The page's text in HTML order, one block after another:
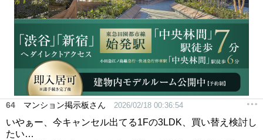
64 マンション掲示板さん 2026/02/18 00:36:54
いやぁー、今キャンセル出てる1Fの3LDK、買い替え検討し
たい…